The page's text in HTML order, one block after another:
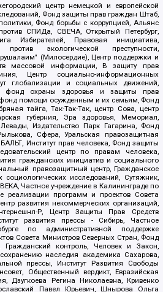
центр немецкой и европейской
Фонд защиты прав граждан Штаб,
Фонд борьбы с коррупцией, Альянс
СПИДа, СВЕЧА, Открытый Петербург,
Избирателей, Правовая инициатива,
экологической преступности,
(Милосердие), Центр поддержки и
массовой информации, В защиту прав
Центр социально-информационных
глобализации и социальных движений,
фонд охраны здоровья и защиты прав
фонд помощи осужденным и их семьям, Фонд
тайга, Так-Так-Так, центр Сова, центр
губерния, Эра здоровья, Мемориал,
Издательство Парк Гагарина, Фонд
Сфера, Уральская правозащитная
Институт прав человека, Фонд защиты
центр по правам человека,
гражданских инициатив и социального
правозащитный центр, Гражданское
социологических исследований, Сутяжник,
Частное учреждение в Калининграде по
реализации программ и проектов Совета
развития некоммерческих организаций,
Р, Центр Защиты Прав Средств
развития прессы - Сибирь, Частное
по административной поддержке
Совета Министров Северных Стран, Фонд
контроль, Человек и Закон,
наследия академика Сахарова,
прессы, Институт Развития Свободы
Общественный вердикт, Евразийская
Дзугкоева Регина Николаевна, Кривенко
Павел Юрьевич, Шнырова Ольга